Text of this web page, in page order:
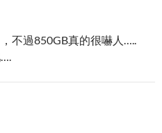
不過850GB真的很嚇人…..